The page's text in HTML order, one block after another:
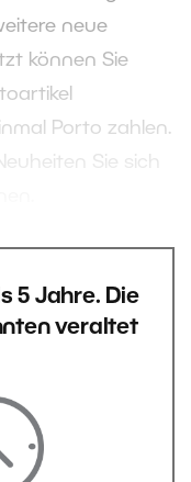
neue
können Sie
Porto zahlen.
Sie sich
5 Jahre. Die
veraltet